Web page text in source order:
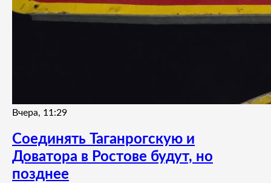
Вчера, 11:29
Соединять Таганрогскую и
Доватора в Ростове будут, но
позднее